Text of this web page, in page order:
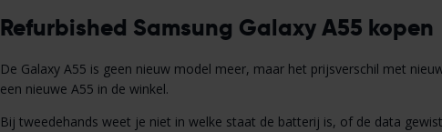
Refurbished Samsung Galaxy A55 kopen
De Galaxy A55 is geen nieuw model meer, maar het prijsverschil met
een nieuwe A55 in de winkel.
Bij tweedehands weet je niet in welke staat de batterij is, of de data